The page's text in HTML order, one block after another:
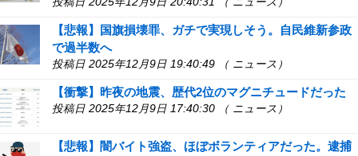
【悲報】国旗損壊罪、ガチで実現しそう。自民維新参政
で過半数へ
投稿日 2025年12月9日 19:40:49 （ ニュース）
【衝撃】昨夜の地震、歴代2位のマグニチュードだった
投稿日 2025年12月9日 17:40:30 （ ニュース）
【悲報】闇バイト強盗、ほぼボランティアだった。逮捕